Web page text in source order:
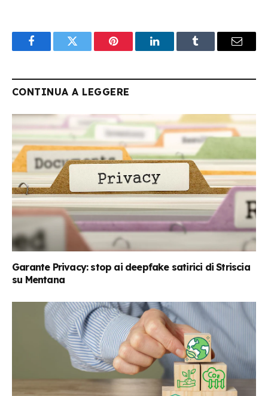
FacebookTwitter Pinterest LinkedInTumblr Email
CONTINUA A LEGGERE
Garante Privacy: stop ai deepfake satirici di Striscia
su Mentana